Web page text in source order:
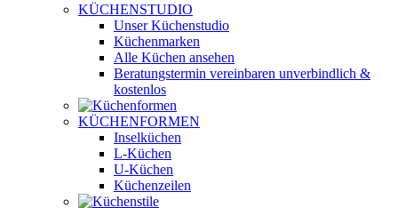
KÜCHENSTUDIO
Unser Küchenstudio
Küchenmarken
Alle Küchen ansehen
Beratungstermin vereinbaren unverbindlich &
kostenlos
KÜCHENFORMEN
Inselküchen
L-Küchen
U-Küchen
Küchenzeilen